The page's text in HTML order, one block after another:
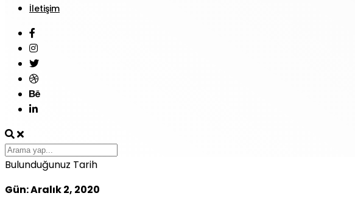
İletişim
Bulunduğunuz Tarih
Gün: Aralık 2, 2020